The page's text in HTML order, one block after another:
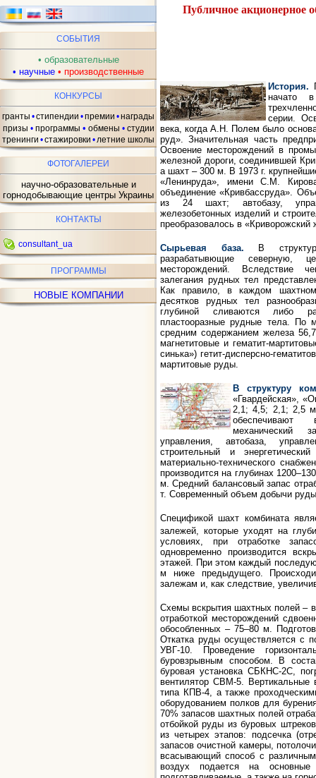
СОБЫТИЯ
• образовательные
• научные • производственные
КОНКУРСЫ
гранты •стипендии •премии •награды
призы • программы • обмены • студии
тренинги •стажировки •летние школы
ФОТОГАЛЕРЕИ
научно-образовательные и
горнодобывающие центры Украины
КОНТАКТЫ
consultant_ua
ПРОГРАММЫ
НОВЫЕ КОМПАНИИ
Публичное акционерное
История.
начато
серии.
века, когда А.Н. Полем было
руд». Значительная часть
Освоение месторождений в
железной дороги, соединившей
а шахт – 300 м. В 1973 г.
«Ленинруда», имени С.М.
объединение «Кривбассруда».
из 24 шахт; автобазу,
железобетонных изделий и
преобразовалось в
Сырьевая база.
В
разрабатывющие северную,
месторождений. Вследствие
залегания рудных тел
Как правило, в каждом
десятков рудных тел
глубиной сливаются либо
пластооразные рудные тела. По
средним содержанием железа
магнетитовые и гематит-
синька») гетит-дисперсно-
мартитовые руды.
В структуру
«Гвардейская»,
2,1; 4,5; 2,1; 2,5
обеспечивают
механический
управления, автобаза,
строительный и
материально-технического
производится на глубинах
м. Средний балансовый запас
т. Современный объем добычи
Спецификой шахт комбината
залежей, которые уходят на
условиях, при отработке
одновременно производится
этажей. При этом каждый
м ниже предыдущего.
залежам и, как следствие,
Схемы вскрытия шахтных полей –
отработкой месторождений
обособленных – 75–80 м.
Откатка руды осуществляется с
УВГ-10. Проведение
буровзрывным способом. В
буровая установка СБКНС-2С,
вентилятор СВМ-5. Вертикальные
типа КПВ-4, а также
оборудованием полков для
70% запасов шахтных полей
отбойкой руды из буровых
из четырех этапов: подсечка
запасов очистной камеры,
всасывающий способ с
воздух подается на основные